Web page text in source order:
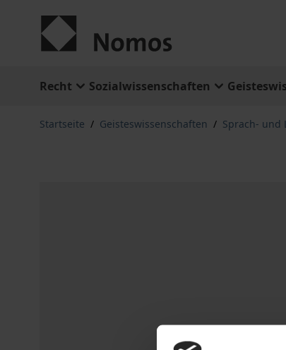
Recht Sozialwissenschaften
Startseite / Geisteswissenschaften / Sprach- und